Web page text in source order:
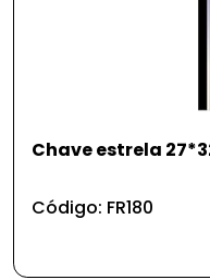
Porta objetos -